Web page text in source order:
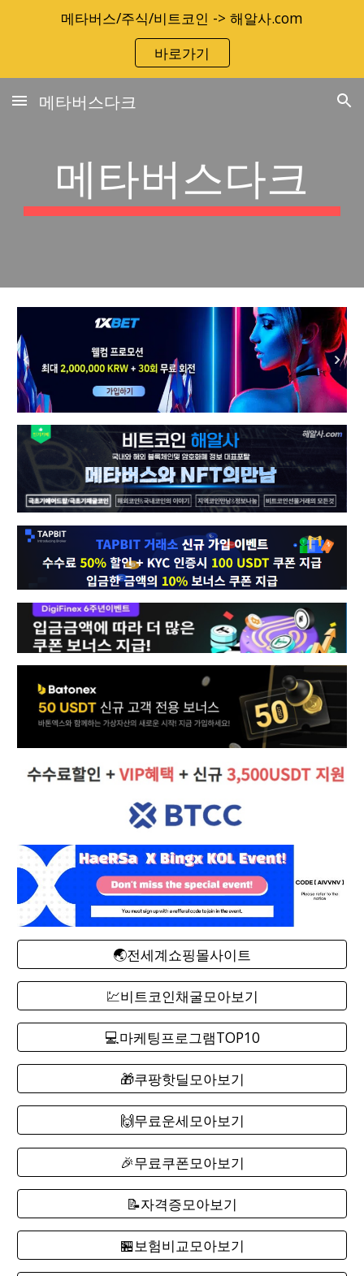
Skip to main content Skip to navigation
메타버스/주식/비트코인 -> 해알사.com
바로가기
메타버스다크
메타버스다크
🌏전세계쇼핑몰사이트
💹비트코인채굴모아보기
💻마케팅프로그램TOP10
🎁쿠팡핫딜모아보기
🙌무료운세모아보기
🎉무료쿠폰모아보기
📝자격증모아보기
🏪보험비교모아보기